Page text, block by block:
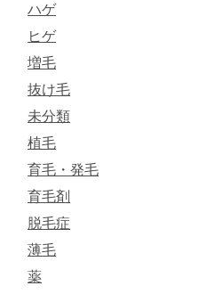
ハゲ
ヒゲ
増毛
抜け毛
未分類
植毛
育毛・発毛
育毛剤
脱毛症
薄毛
薬